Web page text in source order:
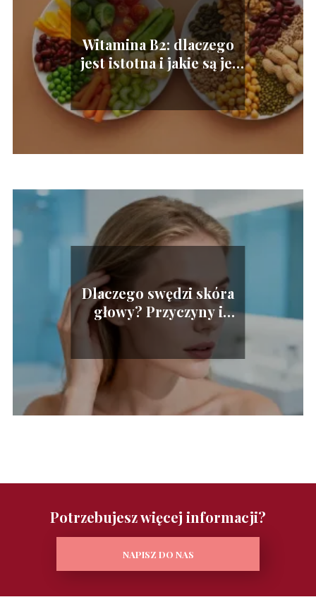
Witamina B2: dlaczego
jest istotna i jakie są jej
korzyści?
Dlaczego swędzi skóra
głowy? Przyczyny i
sposoby leczenia
Potrzebujesz więcej informacji?
NAPISZ DO NAS